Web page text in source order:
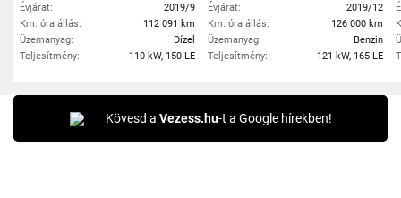
Évjárat:
2019/9
Km. óra állás:
112 091 km
Üzemanyag:
Dízel
Teljesítmény:
110 kW, 150 LE
Évjárat:
2019/12
Km. óra állás:
126 000 km
Üzemanyag:
Benzin
Teljesítmény:
121 kW, 165 LE
Kövesd a Vezess.hu-t a Google hírekben!